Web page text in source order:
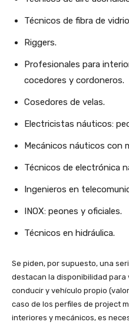
Técnicos de fibra de
Riggers.
Profesionales para
cocedores y cordoneros.
Cosedores de velas.
Electricistas náuticos:
Mecánicos náuticos con
Técnicos de electrónica
Ingenieros en
INOX: peones y oficiales.
Técnicos en hidráulica.
Se piden, por supuesto, una
destacan la disponibilidad para
conducir y vehículo propio
caso de los perfiles de project
interiores y mecánicos, es